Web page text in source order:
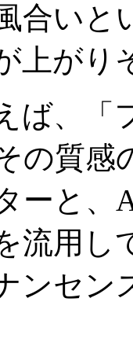
合いと
上がり
ば、「
の質感
ーと、
流用し
ンセン